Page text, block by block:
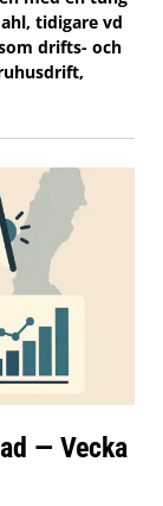
tidigare vd
drifts- och
— Vecka